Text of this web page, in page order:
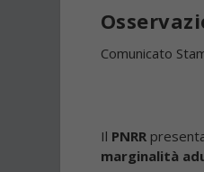
Comunicato
Il PNRR
marginalità